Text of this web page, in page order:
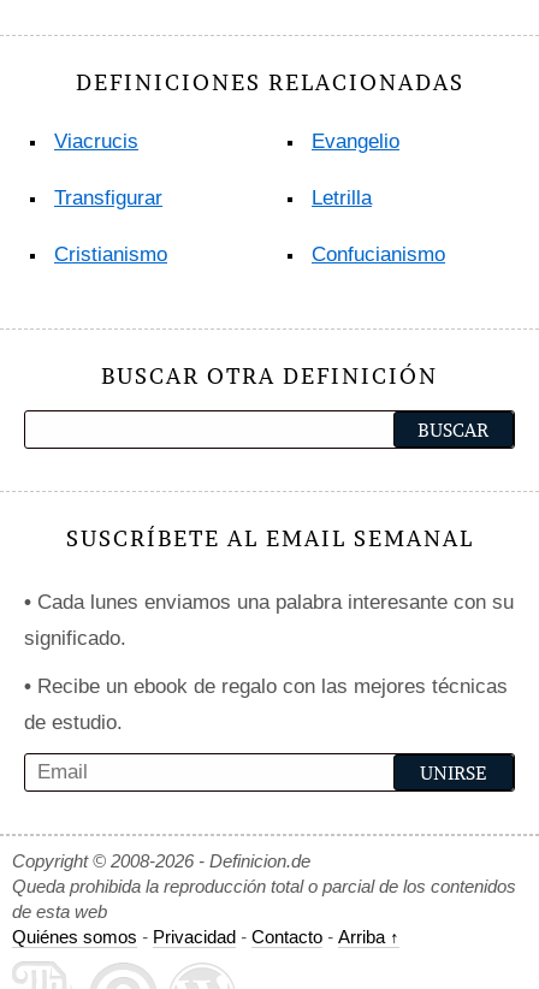
DEFINICIONES RELACIONADAS
Viacrucis
Transfigurar
Cristianismo
Evangelio
Letrilla
Confucianismo
BUSCAR OTRA DEFINICIÓN
SUSCRÍBETE AL EMAIL SEMANAL
• Cada lunes enviamos una palabra interesante con su
significado.
• Recibe un ebook de regalo con las mejores técnicas
de estudio.
Copyright © 2008-2026 - Definicion.de
Queda prohibida la reproducción total o parcial de los contenidos
de esta web
Quiénes somos - Privacidad - Contacto - Arriba ↑